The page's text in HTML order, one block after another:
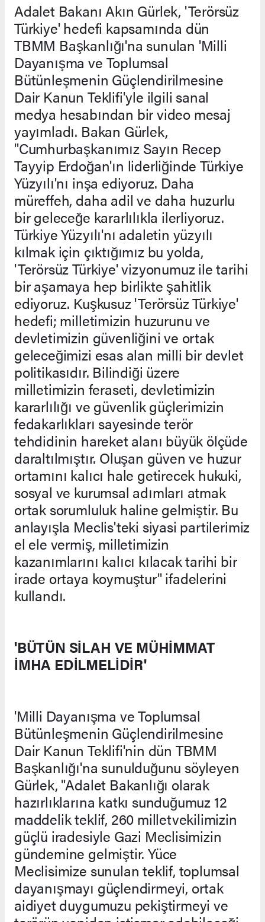
Adalet Bakanı Akın Gürlek, 'Terörsüz
Türkiye' hedefi kapsamında dün
TBMM Başkanlığı'na sunulan 'Milli
Dayanışma ve Toplumsal
Bütünleşmenin Güçlendirilmesine
Dair Kanun Teklifi'yle ilgili sanal
medya hesabından bir video mesaj
yayımladı. Bakan Gürlek,
"Cumhurbaşkanımız Sayın Recep
Tayyip Erdoğan'ın liderliğinde Türkiye
Yüzyılı'nı inşa ediyoruz. Daha
müreffeh, daha adil ve daha huzurlu
bir geleceğe kararlılıkla ilerliyoruz.
Türkiye Yüzyılı'nı adaletin yüzyılı
kılmak için çıktığımız bu yolda,
'Terörsüz Türkiye' vizyonumuz ile tarihi
bir aşamaya hep birlikte şahitlik
ediyoruz. Kuşkusuz 'Terörsüz Türkiye'
hedefi; milletimizin huzurunu ve
devletimizin güvenliğini ve ortak
geleceğimizi esas alan milli bir devlet
politikasıdır. Bilindiği üzere
milletimizin feraseti, devletimizin
kararlılığı ve güvenlik güçlerimizin
fedakarlıkları sayesinde terör
tehdidinin hareket alanı büyük ölçüde
daraltılmıştır. Oluşan güven ve huzur
ortamını kalıcı hale getirecek hukuki,
sosyal ve kurumsal adımları atmak
ortak sorumluluk haline gelmiştir. Bu
anlayışla Meclis'teki siyasi partilerimiz
el ele vermiş, milletimizin
kazanımlarını kalıcı kılacak tarihi bir
irade ortaya koymuştur" ifadelerini
kullandı.
'BÜTÜN SİLAH VE MÜHİMMAT
İMHA EDİLMELİDİR'
'Milli Dayanışma ve Toplumsal
Bütünleşmenin Güçlendirilmesine
Dair Kanun Teklifi'nin dün TBMM
Başkanlığı'na sunulduğunu söyleyen
Gürlek, "Adalet Bakanlığı olarak
hazırlıklarına katkı sunduğumuz 12
maddelik teklif, 260 milletvekilimizin
güçlü iradesiyle Gazi Meclisimizin
gündemine gelmiştir. Yüce
Meclisimize sunulan teklif, toplumsal
dayanışmayı güçlendirmeyi, ortak
aidiyet duygumuzu pekiştirmeyi ve